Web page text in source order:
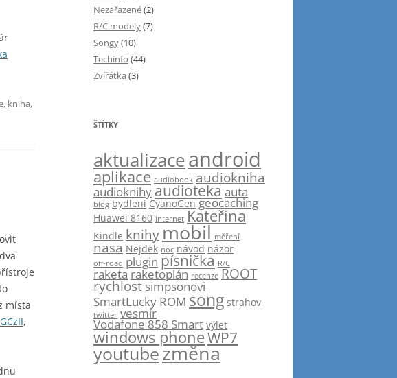
, kniha,
místa
GCzII,
Nezařazené(2)
R/C modely(7)
Songy(10)
Techinfo (44)
Zvířátka (3)
ŠTÍTKY
aktualizaceandroid
aplikace audiobook audiokniha
audioknihy audioteka auta
blog bydlení CyanoGen geocaching
Huawei 8160 internet Kateřina
Kindle knihy mobil měření
nasa Nejdek noc návod názor
off-road plugin písnička R/C
raketa raketoplán recenze ROOT
rychlost simpsonovi
SmartLucky ROM song strahov
twitter vesmír
Vodafone 858 Smart výlet
windows phoneWP7
youtubezměna